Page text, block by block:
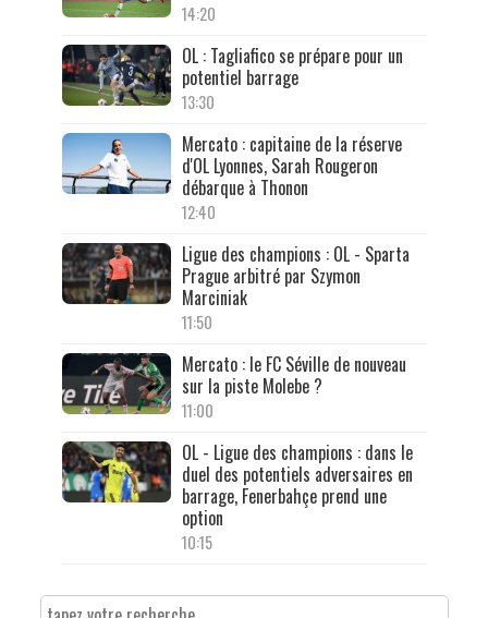
14:20
OL : Tagliafico se prépare pour un
potentiel barrage
13:30
Mercato : capitaine de la réserve
d'OL Lyonnes, Sarah Rougeron
débarque à Thonon
12:40
Ligue des champions : OL - Sparta
Prague arbitré par Szymon
Marciniak
11:50
Mercato : le FC Séville de nouveau
sur la piste Molebe ?
11:00
OL - Ligue des champions : dans le
duel des potentiels adversaires en
barrage, Fenerbahçe prend une
option
10:15